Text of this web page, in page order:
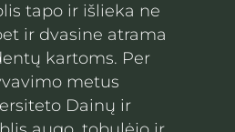
tapo ir išlieka ne
ir dvasine atrama
kartoms. Per
metus
Dainų ir